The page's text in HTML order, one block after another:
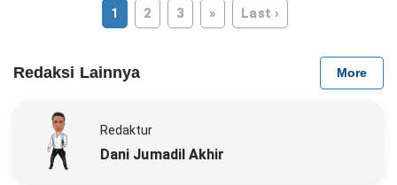
1 2 3 » Last ›
Redaksi Lainnya More
Redaktur
Dani Jumadil Akhir